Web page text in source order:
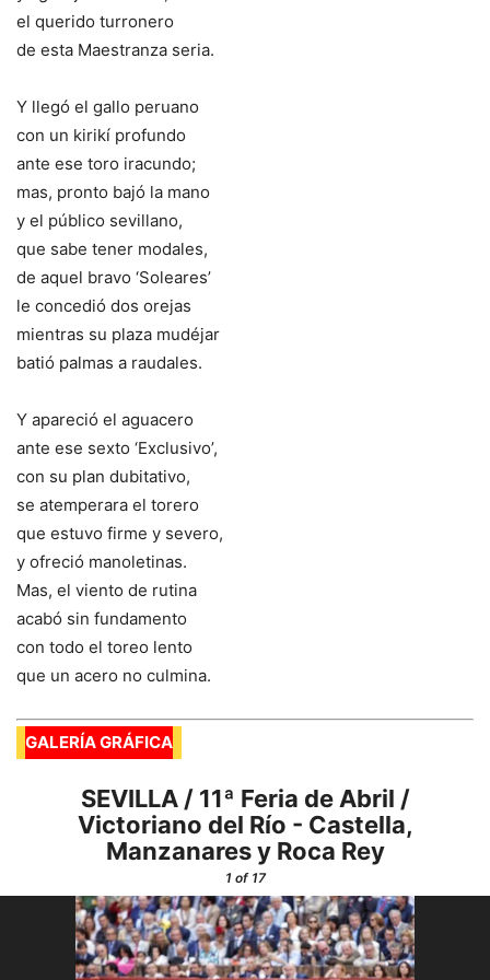
el querido turronero
de esta Maestranza seria.
Y llegó el gallo peruano
con un kirikí profundo
ante ese toro iracundo;
mas, pronto bajó la mano
y el público sevillano,
que sabe tener modales,
de aquel bravo ‘Soleares’
le concedió dos orejas
mientras su plaza mudéjar
batió palmas a raudales.
Y apareció el aguacero
ante ese sexto ‘Exclusivo’,
con su plan dubitativo,
se atemperara el torero
que estuvo firme y severo,
y ofreció manoletinas.
Mas, el viento de rutina
acabó sin fundamento
con todo el toreo lento
que un acero no culmina.
GALERÍA GRÁFICA
SEVILLA / 11ª Feria de Abril /
Victoriano del Río - Castella,
Manzanares y Roca Rey
1of 17